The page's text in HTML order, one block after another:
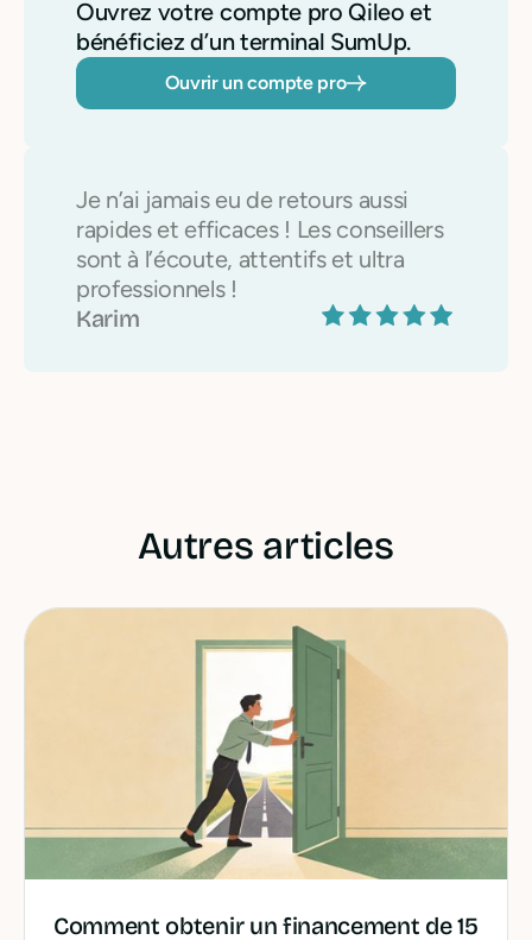
Ouvrez votre compte pro Qileo et
bénéficiez d’un terminal SumUp.
Ouvrir un compte pro
Je n’ai jamais eu de retours aussi
rapides et efficaces ! Les conseillers
sont à l’écoute, attentifs et ultra
professionnels !
Karim
Autres articles
Comment obtenir un financement de 15